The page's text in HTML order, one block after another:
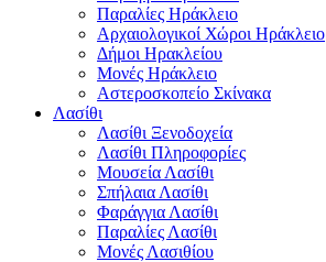
Παραλίες Ηράκλειο
Αρχαιολογικοί Χώροι Ηράκλειο
Δήμοι Ηρακλείου
Μονές Ηράκλειο
Αστεροσκοπείο Σκίνακα
Λασίθι
Λασίθι Ξενοδοχεία
Λασίθι Πληροφορίες
Μουσεία Λασίθι
Σπήλαια Λασίθι
Φαράγγια Λασίθι
Παραλίες Λασίθι
Μονές Λασιθίου